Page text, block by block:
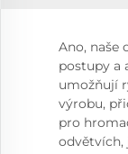
Ano, naše
postupy a
umožňují
výrobu,
pro
odvětvích,